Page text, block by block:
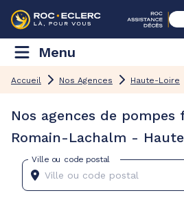
Menu
Accueil Nos Agences Haute-Loire
Nos agences de
Romain-Lachalm -
Ville ou code postal